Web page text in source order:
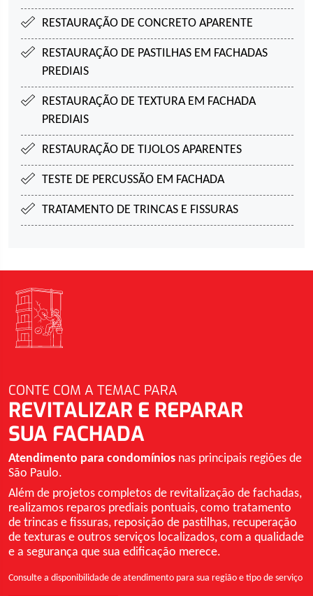
RESTAURAÇÃO DE CONCRETO APARENTE
RESTAURAÇÃO DE PASTILHAS EM FACHADAS
PREDIAIS
RESTAURAÇÃO DE TEXTURA EM FACHADA
PREDIAIS
RESTAURAÇÃO DE TIJOLOS APARENTES
TESTE DE PERCUSSÃO EM FACHADA
TRATAMENTO DE TRINCAS E FISSURAS
CONTE COM A TEMAC PARA
REVITALIZAR E REPARAR
SUA FACHADA
Atendimento para condomínios nas principais regiões de
São Paulo.
Além de projetos completos de revitalização de fachadas,
realizamos reparos prediais pontuais, como tratamento
de trincas e fissuras, reposição de pastilhas, recuperação
de texturas e outros serviços localizados, com a qualidade
e a segurança que sua edificação merece.
Consulte a disponibilidade de atendimento para sua região e tipo de serviço